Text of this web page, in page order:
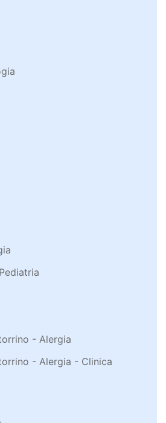
- Alergia
- Alergia - Clinica